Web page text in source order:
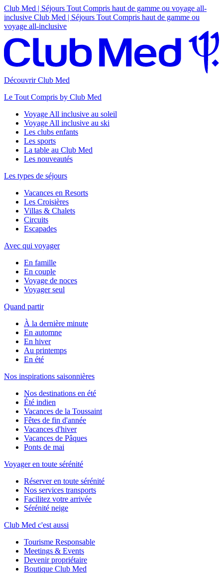
Club Med | Séjours Tout Compris haut de gamme ou voyage all-
inclusive Club Med | Séjours Tout Compris haut de gamme ou
voyage all-inclusive
Découvrir Club Med
Le Tout Compris by Club Med
Voyage All inclusive au soleil
Voyage All inclusive au ski
Les clubs enfants
Les sports
La table au Club Med
Les nouveautés
Les types de séjours
Vacances en Resorts
Les Croisières
Villas & Chalets
Circuits
Escapades
Avec qui voyager
En famille
En couple
Voyage de noces
Voyager seul
Quand partir
À la dernière minute
En automne
En hiver
Au printemps
En été
Nos inspirations saisonnières
Nos destinations en été
Été indien
Vacances de la Toussaint
Fêtes de fin d'année
Vacances d'hiver
Vacances de Pâques
Ponts de mai
Voyager en toute sérénité
Réserver en toute sérénité
Nos services transports
Facilitez votre arrivée
Sérénité neige
Club Med c'est aussi
Tourisme Responsable
Meetings & Events
Devenir propriétaire
Boutique Club Med